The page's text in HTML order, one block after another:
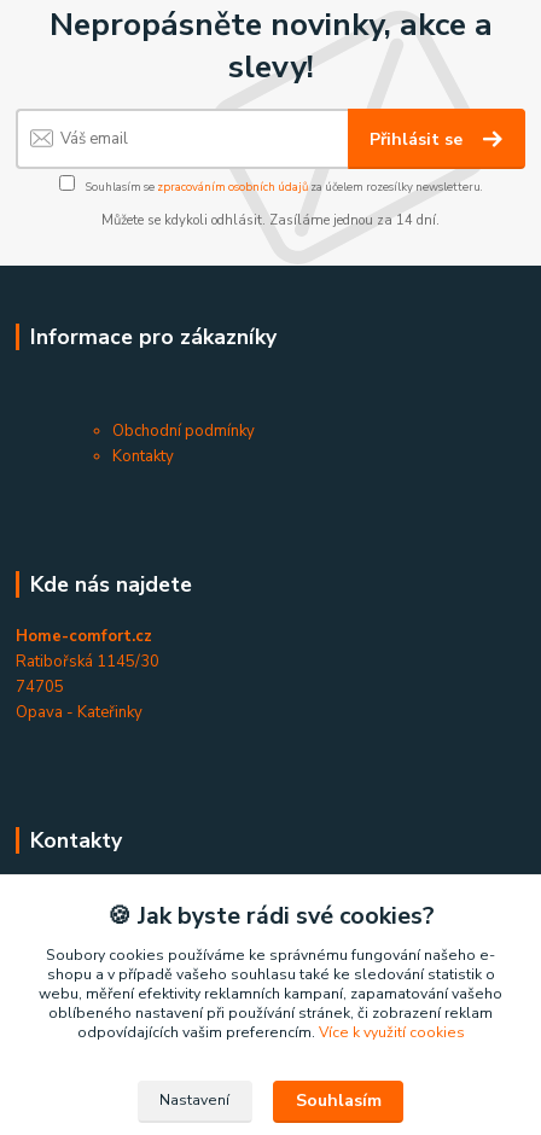
Nepropásněte novinky, akce a
slevy!
Přihlásit se
Souhlasím se zpracováním osobních údajůza účelem rozesílky newsletteru.
Můžete se kdykoli odhlásit. Zasíláme jednou za 14 dní.
Informace pro zákazníky
Obchodní podmínky
Kontakty
Kde nás najdete
Home-comfort.cz
Ratibořská 1145/30
74705
Opava - Kateřinky
Kontakty
+420 777 852 326
(Po-Pá, 9-17 hod.)
home-comfort@home-comfort.cz
🍪 Jak byste rádi své cookies?
Soubory cookies používáme ke správnému fungování našeho e-
shopu a v případě vašeho souhlasu také ke sledování statistik o
webu, měření efektivity reklamních kampaní, zapamatování vašeho
oblíbeného nastavení při používání stránek, či zobrazení reklam
odpovídajících vašim preferencím. Více k využití cookies
Nastavení Souhlasím